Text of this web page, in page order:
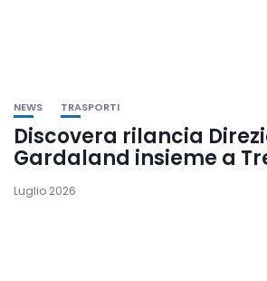
NEWS TRASPORTI
Discovera rilancia
Gardaland insieme a
Luglio 2026